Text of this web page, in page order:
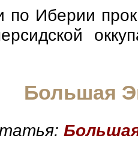
по Иберии
Большая